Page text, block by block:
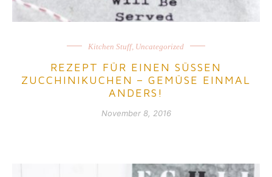
Kitchen Stuff, Uncategorized
REZEPT FÜR EINEN SÜSSEN Z
UCCHINIKUCHEN – GEMÜSE EINMAL A
NDERS!
November 8, 2016